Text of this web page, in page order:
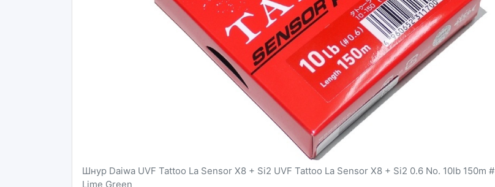
Шнур Daiwa UVF Tattoo La Sensor X8 + Si2 UVF Tattoo La Sensor X8 + Si2 0.6 No. 10lb 150m #
Lime Green